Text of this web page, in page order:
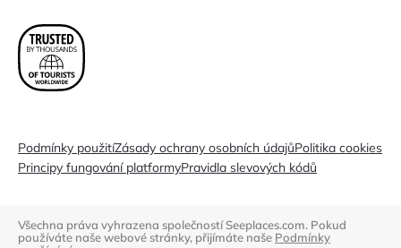
Podmínky použitíZásady ochrany osobních údajůPolitika cookies
Principy fungování platformyPravidla slevových kódů
Všechna práva vyhrazena společností Seeplaces.com. Pokud
používáte naše webové stránky, přijímáte naše Podmínky